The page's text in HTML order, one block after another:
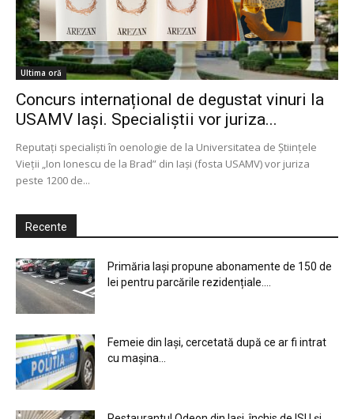
Ultima oră
Concurs internațional de degustat vinuri la
USAMV Iași. Specialiștii vor juriza...
Reputați specialiști în oenologie de la Universitatea de Științele
Vieții „Ion Ionescu de la Brad” din Iași (fosta USAMV) vor juriza
peste 1200 de...
Recente
Primăria Iași propune abonamente de 150 de
lei pentru parcările rezidențiale....
Femeie din Iași, cercetată după ce ar fi intrat
cu mașina...